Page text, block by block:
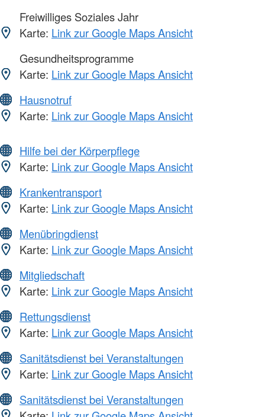
Freiwilliges Soziales Jahr
Karte: Link zur Google Maps Ansicht
Gesundheitsprogramme
Karte: Link zur Google Maps Ansicht
Hausnotruf
Karte: Link zur Google Maps Ansicht
Hilfe bei der Körperpflege
Karte: Link zur Google Maps Ansicht
Krankentransport
Karte: Link zur Google Maps Ansicht
Menübringdienst
Karte: Link zur Google Maps Ansicht
Mitgliedschaft
Karte: Link zur Google Maps Ansicht
Rettungsdienst
Karte: Link zur Google Maps Ansicht
Sanitätsdienst bei Veranstaltungen
Karte: Link zur Google Maps Ansicht
Sanitätsdienst bei Veranstaltungen